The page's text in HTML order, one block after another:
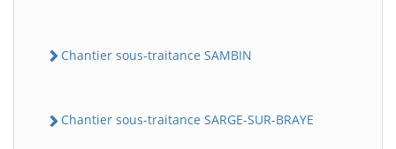
Chantier sous-traitance SAMBIN
Chantier sous-traitance SARGE-SUR-BRAYE